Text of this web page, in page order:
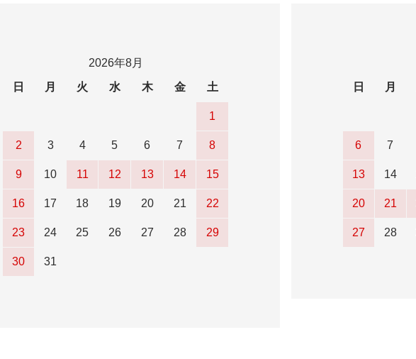
2026年8月
日
月 火 水 木 金 土
1
2 3 4 5 6 7 8
9 10 11 12 13 14 15
16 17 18 19 20 21 22
23 24 25 26 27 28 29
30 31
日
月
6 7
13 14
20 21
27 28